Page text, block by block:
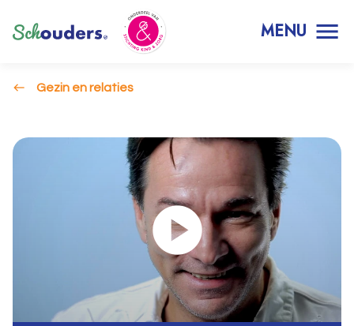
MENU
Gezin en relaties